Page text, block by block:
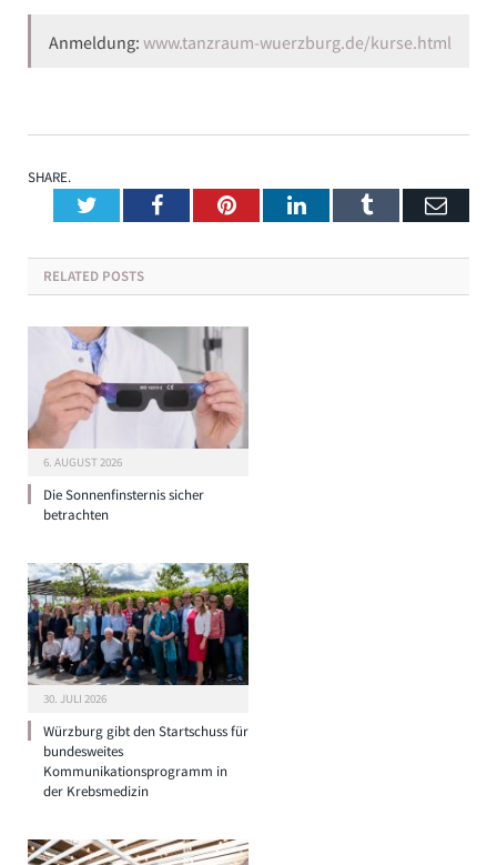
Anmeldung: www.tanzraum-wuerzburg.de/kurse.html
SHARE.
TwitterFacebookPinterestLinkedInTumblr
RELATED POSTS
6. AUGUST 2026
Die Sonnenfinsternis sicher
betrachten
30. JULI 2026
Würzburg gibt den Startschuss für
bundesweites
Kommunikationsprogramm in
der Krebsmedizin